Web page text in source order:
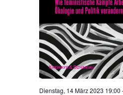
Dienstag, 14 März 2023 19:00